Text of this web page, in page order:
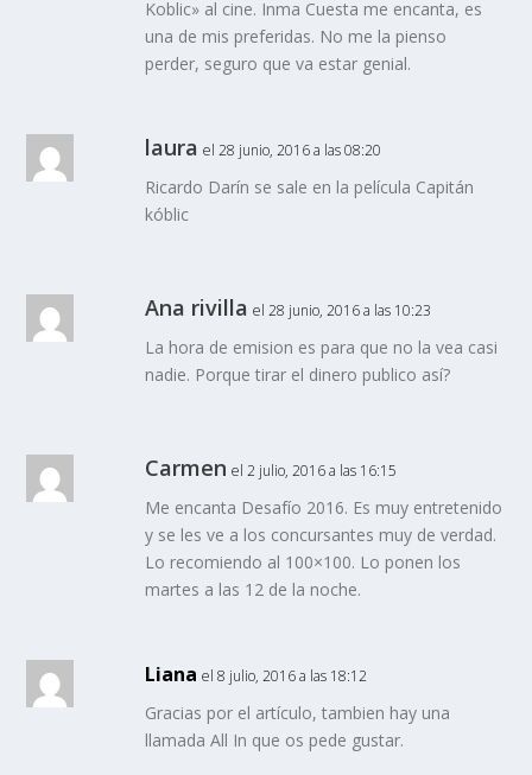
Koblic» al cine. Inma Cuesta me encanta, es
una de mis preferidas. No me la pienso
perder, seguro que va estar genial.
laura el 28 junio, 2016 a las 08:20
Ricardo Darín se sale en la película Capitán
kóblic
Ana rivilla el 28 junio, 2016 a las 10:23
La hora de emision es para que no la vea casi
nadie. Porque tirar el dinero publico así?
Carmen el 2 julio, 2016 a las 16:15
Me encanta Desafío 2016. Es muy entretenido
y se les ve a los concursantes muy de verdad.
Lo recomiendo al 100×100. Lo ponen los
martes a las 12 de la noche.
Liana el 8 julio, 2016 a las 18:12
Gracias por el artículo, tambien hay una
llamada All In que os pede gustar.